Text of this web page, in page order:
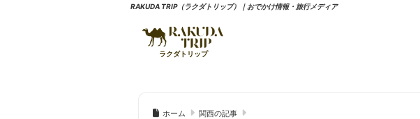
RAKUDA TRIP（ラクダトリップ）｜おでかけ情報・旅行メディア
ホーム 関西の記事